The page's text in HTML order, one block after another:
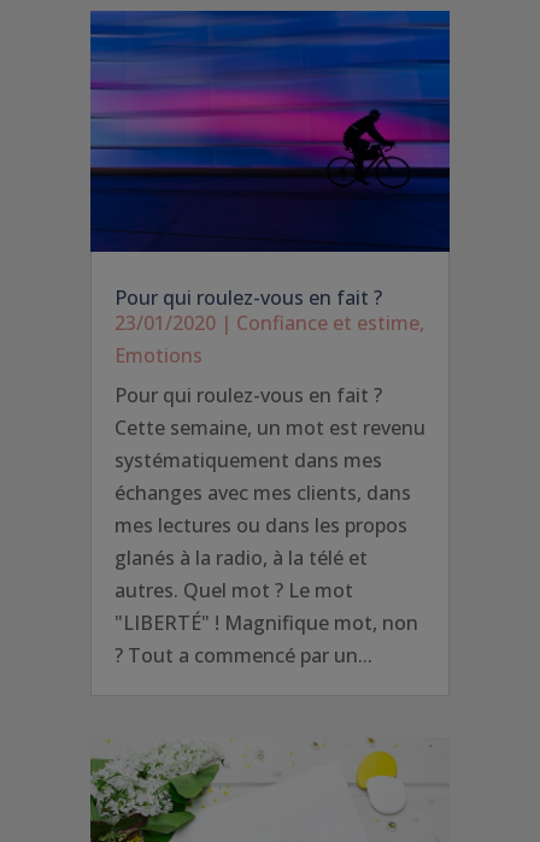
Pour qui roulez-vous en fait ?
23/01/2020| Confiance et estime,
Emotions
Pour qui roulez-vous en fait ?
Cette semaine, un mot est revenu
systématiquement dans mes
échanges avec mes clients, dans
mes lectures ou dans les propos
glanés à la radio, à la télé et
autres. Quel mot ? Le mot
"LIBERTÉ" ! Magnifique mot, non
? Tout a commencé par un...